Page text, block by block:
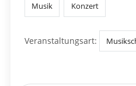
Musik Konzert
Veranstaltungsart: